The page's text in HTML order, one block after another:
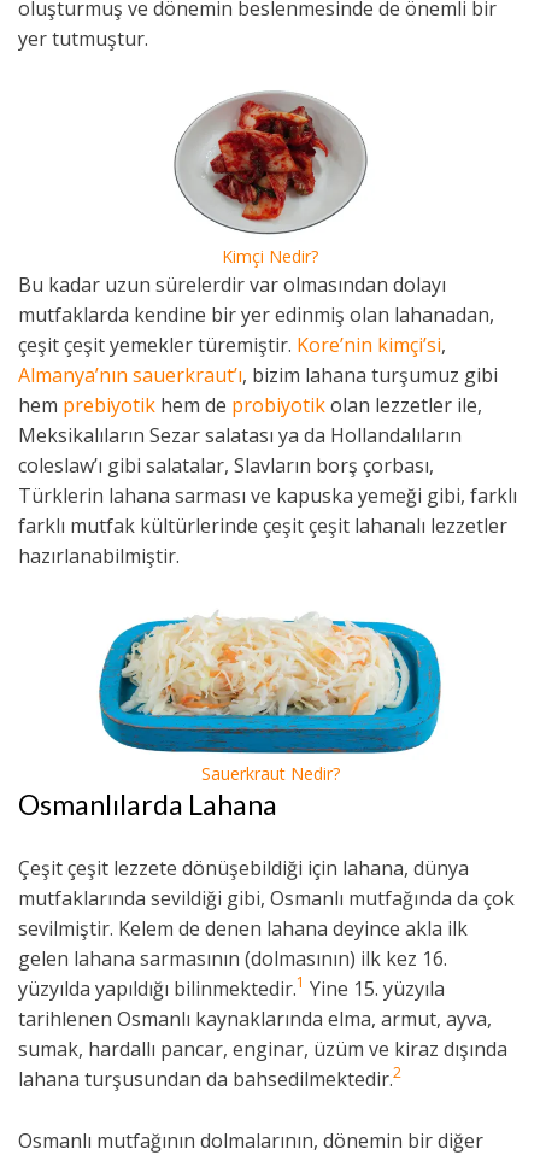
oluşturmuş ve dönemin beslenmesinde de önemli bir
yer tutmuştur.
Kimçi Nedir?
Bu kadar uzun sürelerdir var olmasından dolayı
mutfaklarda kendine bir yer edinmiş olan lahanadan,
çeşit çeşit yemekler türemiştir. Kore’nin kimçi’si,
Almanya’nın sauerkraut’ı, bizim lahana turşumuz gibi
hem prebiyotik hem de probiyotikolan lezzetler ile,
Meksikalıların Sezar salatası ya da Hollandalıların
coleslaw’ı gibi salatalar, Slavların borş çorbası,
Türklerin lahana sarması ve kapuska yemeği gibi, farklı
farklı mutfak kültürlerinde çeşit çeşit lahanalı lezzetler
hazırlanabilmiştir.
Sauerkraut Nedir?
Osmanlılarda Lahana
Çeşit çeşit lezzete dönüşebildiği için lahana, dünya
mutfaklarında sevildiği gibi, Osmanlı mutfağında da çok
sevilmiştir. Kelem de denen lahana deyince akla ilk
gelen lahana sarmasının (dolmasının) ilk kez 16.
yüzyılda yapıldığı bilinmektedir.1 Yine 15. yüzyıla
tarihlenen Osmanlı kaynaklarında elma, armut, ayva,
sumak, hardallı pancar, enginar, üzüm ve kiraz dışında
lahana turşusundan da bahsedilmektedir.2
Osmanlı mutfağının dolmalarının, dönemin bir diğer